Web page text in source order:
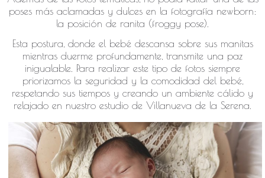
poses más aclamadas y dulces en la fotografía newborn:
la posición de ranita (froggy pose).
Esta postura, donde el bebé descansa sobre sus manitas
mientras duerme profundamente, transmite una paz
inigualable. Para realizar este tipo de fotos siempre
priorizamos la seguridad y la comodidad del bebé,
respetando sus tiempos y creando un ambiente cálido y
relajado en nuestro estudio de Villanueva de la Serena.